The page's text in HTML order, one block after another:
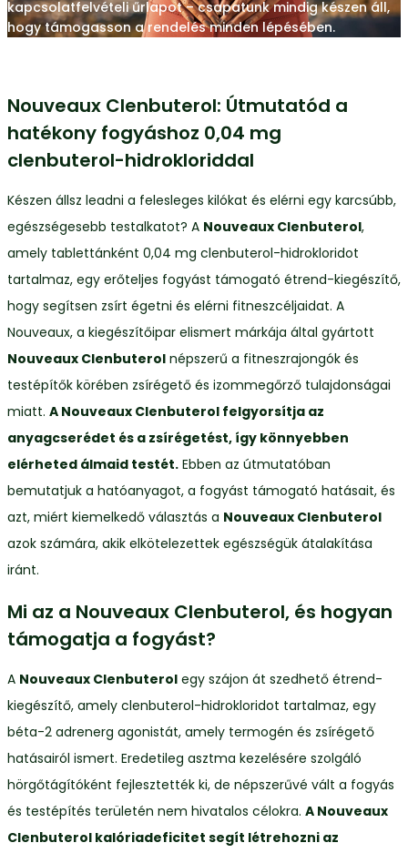
kapcsolatfelvételi űrlapot – csapatunk mindig készen áll,
hogy támogasson a rendelés minden lépésében.
Nouveaux Clenbuterol: Útmutatód a
hatékony fogyáshoz 0,04 mg
clenbuterol-hidrokloriddal
Készen állsz leadni a felesleges kilókat és elérni egy karcsúbb,
egészségesebb testalkatot? A Nouveaux Clenbuterol,
amely tablettánként 0,04 mg clenbuterol-hidrokloridot
tartalmaz, egy erőteljes fogyást támogató étrend-kiegészítő,
hogy segítsen zsírt égetni és elérni fitneszcéljaidat. A
Nouveaux, a kiegészítőipar elismert márkája által gyártott
Nouveaux Clenbuterol népszerű a fitneszrajongók és
testépítők körében zsírégető és izommegőrző tulajdonságai
miatt. A Nouveaux Clenbuterol felgyorsítja az
anyagcserédet és a zsírégetést, így könnyebben
elérheted álmaid testét. Ebben az útmutatóban
bemutatjuk a hatóanyagot, a fogyást támogató hatásait, és
azt, miért kiemelkedő választás a Nouveaux Clenbuterol
azok számára, akik elkötelezettek egészségük átalakítása
iránt.
Mi az a Nouveaux Clenbuterol, és hogyan
támogatja a fogyást?
A Nouveaux Clenbuterol egy szájon át szedhető étrend-
kiegészítő, amely clenbuterol-hidrokloridot tartalmaz, egy
béta-2 adrenerg agonistát, amely termogén és zsírégető
hatásairól ismert. Eredetileg asztma kezelésére szolgáló
hörgőtágítóként fejlesztették ki, de népszerűvé vált a fogyás
és testépítés területén nem hivatalos célokra. A Nouveaux
Clenbuterol kalóriadeficitet segít létrehozni az